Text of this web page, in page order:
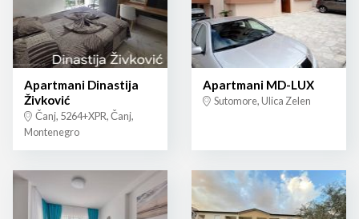
Apartmani Dinastija
Živković
Čanj, 5264+XPR, Čanj,
Montenegro
Apartmani MD-LUX
Sutomore, Ulica Zelen